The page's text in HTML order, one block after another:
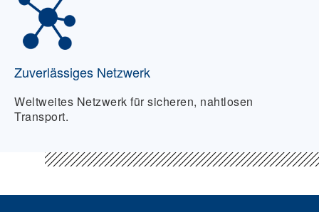
Zuverlässiges Netzwerk
Weltweites Netzwerk für sicheren, nahtlosen
Transport.